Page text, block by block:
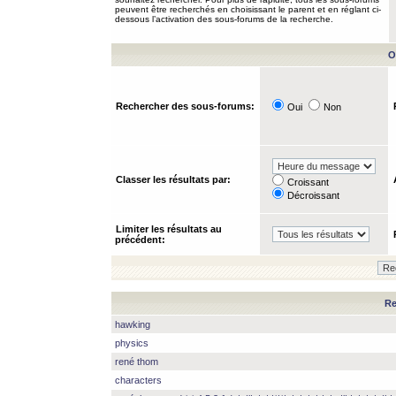
peuvent être recherchés en choisissant le parent et en réglant ci-
dessous l’activation des sous-forums de la recherche.
Rechercher des sous-forums: Oui Non
Classer les résultats par:
Croissant
Décroissant
Limiter les résultats au
précédent:
hawking
physics
rené thom
characters